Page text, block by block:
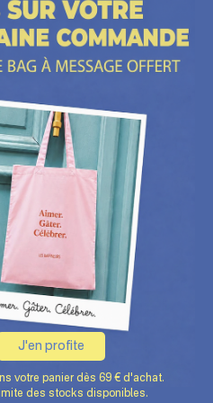
: + 33 176420228
: cliquez ici
c'est aussi des
Lille :
Lille -
large sélection de
500 idées
Saint-Valentin
J'en profite
votre panier dès 69 € d'achat.
des stocks disponibles.